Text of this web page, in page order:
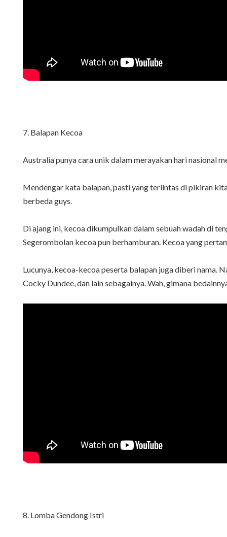
7. Balapan Kecoa
Australia punya cara unik dalam merayakan hari nasional
Mendengar kata balapan, pasti yang terlintas di pikiran
berbeda guys.
Di ajang ini, kecoa dikumpulkan dalam sebuah wadah di
Segerombolan kecoa pun berhamburan. Kecoa yang
Lucunya, kecoa-kecoa peserta balapan juga diberi nama.
Cocky Dundee, dan lain sebagainya. Wah, gimana
8. Lomba Gendong Istri